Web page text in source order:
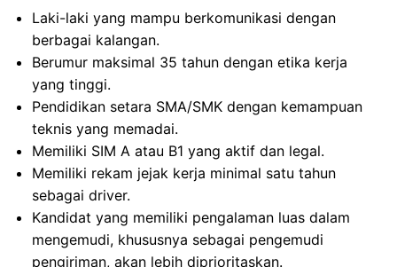
Laki-laki yang mampu berkomunikasi dengan
berbagai kalangan.
Berumur maksimal 35 tahun dengan etika kerja
yang tinggi.
Pendidikan setara SMA/SMK dengan kemampuan
teknis yang memadai.
Memiliki SIM A atau B1 yang aktif dan legal.
Memiliki rekam jejak kerja minimal satu tahun
sebagai driver.
Kandidat yang memiliki pengalaman luas dalam
mengemudi, khususnya sebagai pengemudi
pengiriman, akan lebih diprioritaskan.